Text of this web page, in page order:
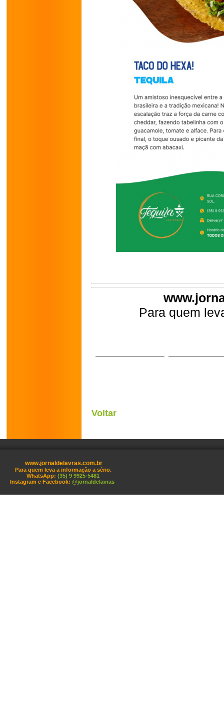
Para quem
Voltar
www.jornaldelavras.com.br
Para quem leva a informação a sério.
WhatsApp: (35) 9 9925-5481
Instagram e Facebook: @jornaldelavras